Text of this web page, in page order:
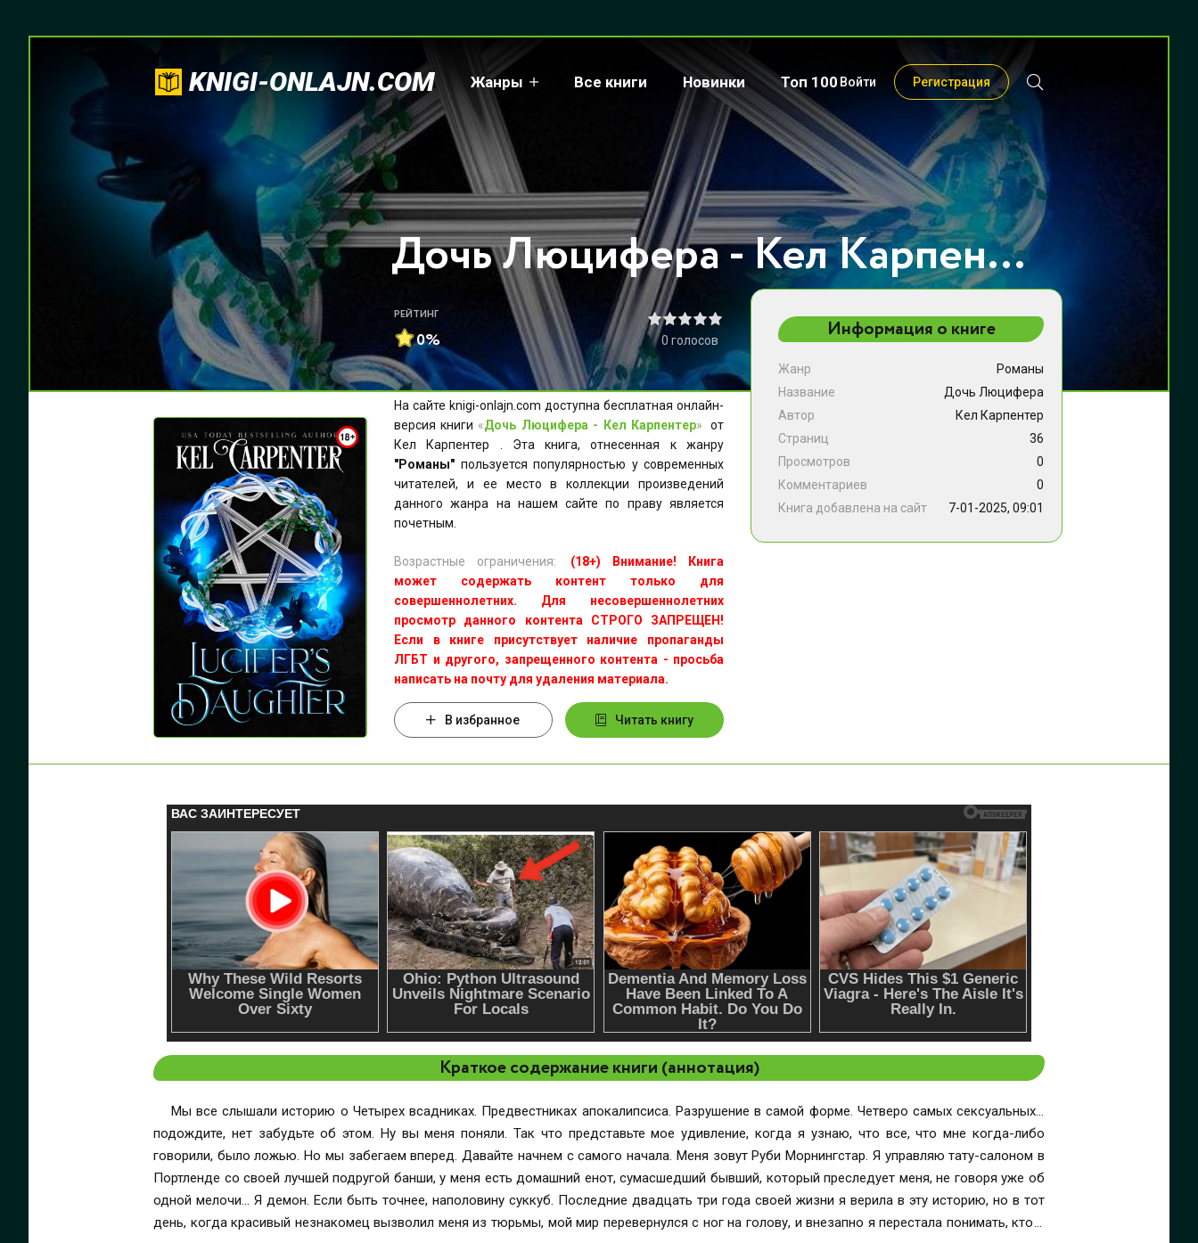
KNIGI-ONLAJN.COM Жанры Все книги Новинки Топ 100 Войти Регистрация
Дочь Люцифера - Кел Карпентер
РЕЙТИНГ
0% 0 голосов
На сайте knigi-onlajn.com доступна бесплатная онлайн-
версия книги «Дочь Люцифера - Кел Карпентер»
от
Кел Карпентер . Эта книга, отнесенная к жанру
"Романы" пользуется популярностью у современных
читателей, и ее место в коллекции произведений
данного жанра на нашем сайте по праву является
почетным.
Возрастные ограничения:
(18+) Внимание! Книга
может содержать контент только для
совершеннолетних. Для несовершеннолетних
просмотр данного контента СТРОГО ЗАПРЕЩЕН!
Если в книге присутствует наличие пропаганды
ЛГБТ и другого, запрещенного контента - просьба
написать на почту для удаления материала.
В избранное Читать книгу
Информация о книге
Жанр
Романы
Название
Дочь Люцифера
Автор
Кел Карпентер
Страниц
36
Просмотров
0
Комментариев
0
Книга добавлена на сайт
7-01-2025, 09:01
Краткое содержание книги (аннотация)
Мы все слышали историю о Четырех всадниках. Предвестниках апокалипсиса. Разрушение в самой форме. Четверо самых сексуальных…
подождите, нет забудьте об этом. Ну вы меня поняли. Так что представьте мое удивление, когда я узнаю, что все, что мне когда-либо
говорили, было ложью. Но мы забегаем вперед. Давайте начнем с самого начала. Меня зовут Руби Морнингстар. Я управляю тату-салоном в
Портленде со своей лучшей подругой банши, у меня есть домашний енот, сумасшедший бывший, который преследует меня, не говоря уже об
одной мелочи… Я демон. Если быть точнее, наполовину суккуб. Последние двадцать три года своей жизни я верила в эту историю, но в тот
день, когда красивый незнакомец вызволил меня из тюрьмы, мой мир перевернулся с ног на голову, и внезапно я перестала понимать, кто я